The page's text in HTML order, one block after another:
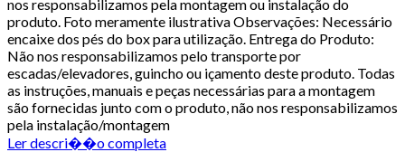
nos responsabilizamos pela montagem ou instalação do
produto. Foto meramente ilustrativa Observações: Necessário
encaixe dos pés do box para utilização. Entrega do Produto:
Não nos responsabilizamos pelo transporte por
escadas/elevadores, guincho ou içamento deste produto. Todas
as instruções, manuais e peças necessárias para a montagem
são fornecidas junto com o produto, não nos responsabilizamos
pela instalação/montagem
Ler descri��o completa